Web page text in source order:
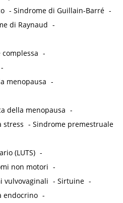
-Sindrome di Guillain-Barré -
di Raynaud -
-
-
menopausa -
della menopausa -
stress -Sindrome premestruale
(LUTS) -
non motori -
vulvovaginali -Sirtuine -
endocrino -